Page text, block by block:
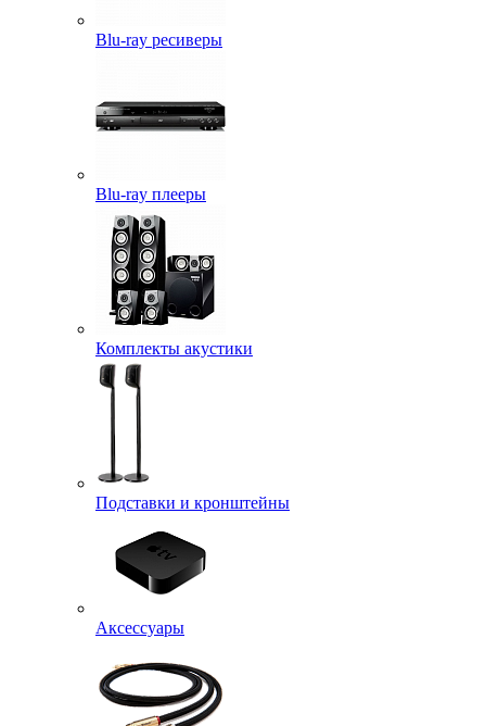
Blu-ray ресиверы
Blu-ray плееры
Комплекты акустики
Подставки и кронштейны
Аксессуары